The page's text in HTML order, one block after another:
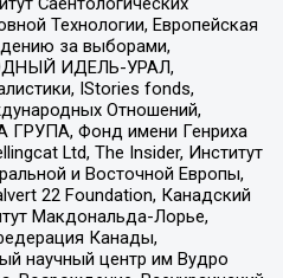
Технологии, Европейская
за выборами,
ИДЕЛЬ-УРАЛ,
IStories fonds,
Отношений,
Фонд имени Генриха
Ltd, The Insider, Институт
и Восточной Европы,
22 Foundation, Канадский
Макдональда-Лорье,
Канады,
научный центр им Вудро